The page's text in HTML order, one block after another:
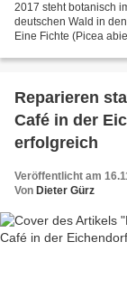
2017 steht botanisch
deutschen Wald in
Eine Fichte (Picea
Reparieren
Café in der
erfolgreich
Veröffentlicht am
Von Dieter Gürz